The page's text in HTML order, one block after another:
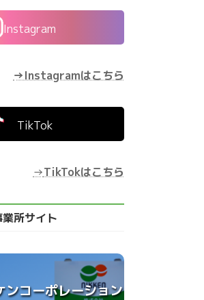
Instagram
→Instagramはこちら
TikTok
→TikTokはこちら
業所サイト
ンコーポレーション